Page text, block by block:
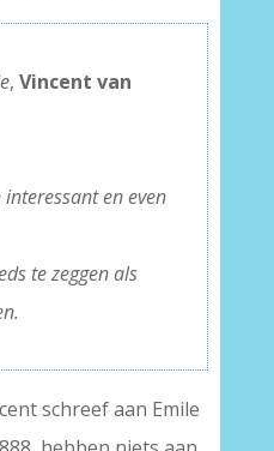
, Vincent van
interessant en even
te zeggen als
schreef aan Emile